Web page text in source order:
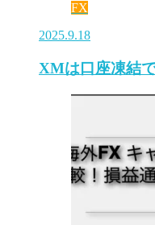
FX
2025.9.18
XMは口座凍結